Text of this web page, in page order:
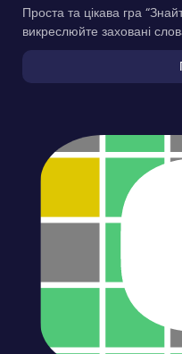
Проста та цікава гра
викреслюйте заховані